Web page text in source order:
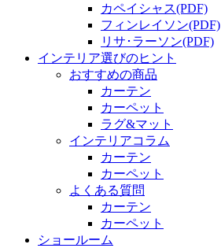
カペイシャス(PDF)
フィンレイソン(PDF)
リサ･ラーソン(PDF)
インテリア選びのヒント
おすすめの商品
カーテン
カーペット
ラグ&マット
インテリアコラム
カーテン
カーペット
よくある質問
カーテン
カーペット
ショールーム